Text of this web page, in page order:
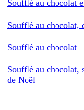
Soufflé au chocolat
Soufflé au chocolat,
Soufflé au chocolat
Soufflé au chocolat,
de Noël